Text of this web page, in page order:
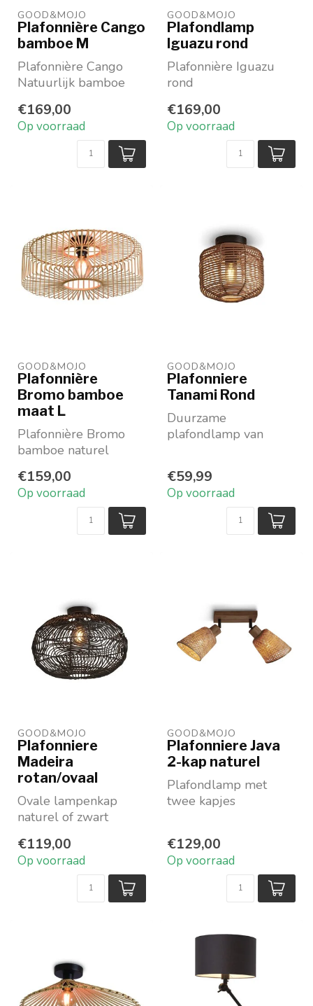
GOOD&MOJO
Plafonnière Cango
bamboe M
Plafonnière Cango
Natuurlijk bamboe
lampenkap naturel of
zwart
€169,00
Op voorraad
GOOD&MOJO
Plafondlamp
Iguazu rond
Plafonnière Iguazu
rond
Verkrijgbaar in 2
maten
Merk: Good&Mojo
€169,00
Op voorraad
GOOD&MOJO
Plafonnière
Bromo bamboe
maat L
Plafonnière Bromo
bamboe naturel
Ambachtelijk gemaakt
Van na...
€159,00
Op voorraad
GOOD&MOJO
Plafonniere
Tanami Rond
Duurzame
plafondlamp van
Maat ø 25 x hoogte
20 cm
€59,99
Op voorraad
GOOD&MOJO
Plafonniere
Madeira
rotan/ovaal
Ovale lampenkap
naturel of zwart
patroon
Maat breedte max
€119,00
Op voorraad
GOOD&MOJO
Plafonniere Java
2-kap naturel
Plafondlamp met
twee kapjes
Richtbaar
Met kap in 2 dessi...
€129,00
Op voorraad